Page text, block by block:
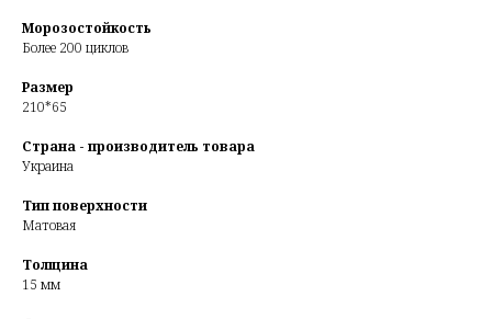
Морозостойкость
Более 200 циклов
Размер
210*65
Страна - производитель товара
Украина
Тип поверхности
Матовая
Толщина
15 мм